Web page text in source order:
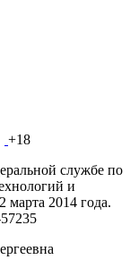
+18
службе по
и
марта 2014 года.